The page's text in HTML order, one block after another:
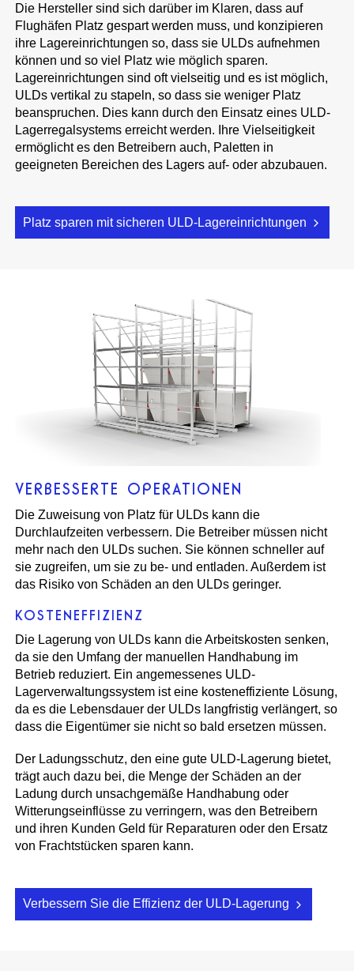
Die Hersteller sind sich darüber im Klaren, dass auf
Flughäfen Platz gespart werden muss, und konzipieren
ihre Lagereinrichtungen so, dass sie ULDs aufnehmen
können und so viel Platz wie möglich sparen.
Lagereinrichtungen sind oft vielseitig und es ist möglich,
ULDs vertikal zu stapeln, so dass sie weniger Platz
beanspruchen. Dies kann durch den Einsatz eines ULD-
Lagerregalsystems erreicht werden. Ihre Vielseitigkeit
ermöglicht es den Betreibern auch, Paletten in
geeigneten Bereichen des Lagers auf- oder abzubauen.
Platz sparen mit sicheren ULD-Lagereinrichtungen
VERBESSERTE OPERATIONEN
Die Zuweisung von Platz für ULDs kann die
Durchlaufzeiten verbessern. Die Betreiber müssen nicht
mehr nach den ULDs suchen. Sie können schneller auf
sie zugreifen, um sie zu be- und entladen. Außerdem ist
das Risiko von Schäden an den ULDs geringer.
KOSTENEFFIZIENZ
Die Lagerung von ULDs kann die Arbeitskosten senken,
da sie den Umfang der manuellen Handhabung im
Betrieb reduziert. Ein angemessenes ULD-
Lagerverwaltungssystem ist eine kosteneffiziente Lösung,
da es die Lebensdauer der ULDs langfristig verlängert, so
dass die Eigentümer sie nicht so bald ersetzen müssen.
Der Ladungsschutz, den eine gute ULD-Lagerung bietet,
trägt auch dazu bei, die Menge der Schäden an der
Ladung durch unsachgemäße Handhabung oder
Witterungseinflüsse zu verringern, was den Betreibern
und ihren Kunden Geld für Reparaturen oder den Ersatz
von Frachtstücken sparen kann.
Verbessern Sie die Effizienz der ULD-Lagerung